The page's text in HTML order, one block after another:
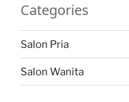
Categories
Salon Pria
Salon Wanita